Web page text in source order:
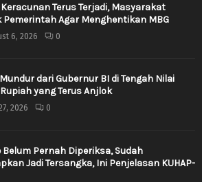
Keracunan Terus Terjadi, Masyarakat
Pemerintah Agar Menghentikan MBG
6, 2026 0
dari Gubernur BI di Tengah Nilai
yang Terus Anjlok
2026 0
Belum Pernah Diperiksa, Sudah
Jadi Tersangka, Ini Penjelasan KUHAP-